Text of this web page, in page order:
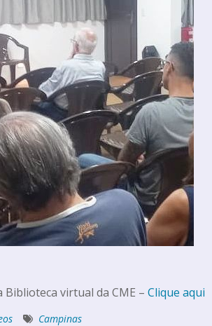
Biblioteca virtual da CME – Clique aqui
Campinas